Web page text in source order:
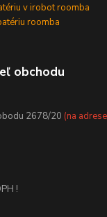
v irobot roomba
roomba
obchodu
2678/20 (na
!